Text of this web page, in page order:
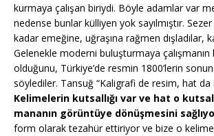
kurmaya çalışan biriydi. Böyle adamlar var
nedense bunlar külliyen yok sayılmıştır.
kadar emeğine, uğraşına rağmen dışladılar,
Gelenekle moderni buluşturmaya
olduğunu, Türkiye’de resmin 1800’lerin
söylediler. Tansuğ “Kaligrafi de resim, hat da
Kelimelerin kutsallığı var ve hat o
mananın görüntüye dönüşmesini
form olarak tezahür ettiriyor ve bize o